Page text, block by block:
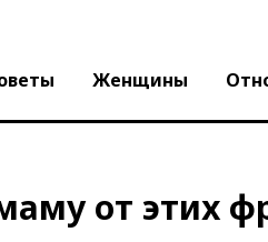
Женщины
от этих